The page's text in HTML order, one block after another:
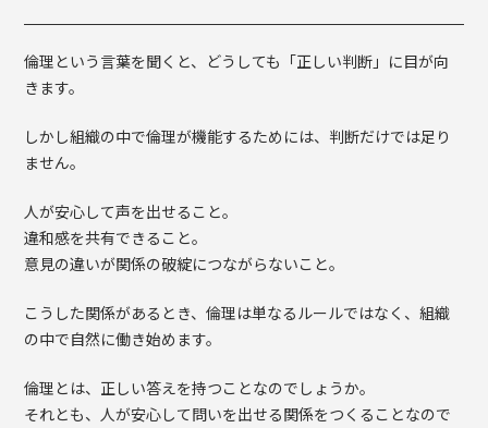
倫理という言葉を聞くと、どうしても「正しい判断」に目が向
きます。
しかし組織の中で倫理が機能するためには、判断だけでは足り
ません。
人が安心して声を出せること。
違和感を共有できること。
意見の違いが関係の破綻につながらないこと。
こうした関係があるとき、倫理は単なるルールではなく、組織
の中で自然に働き始めます。
倫理とは、正しい答えを持つことなのでしょうか。
それとも、人が安心して問いを出せる関係をつくることなので